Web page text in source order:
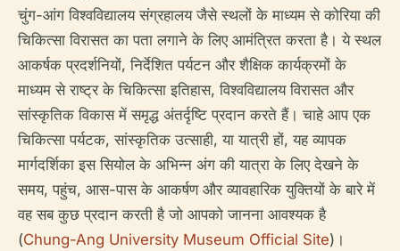
चुंग-आंग विश्वविद्यालय संग्रहालय जैसे स्थलों के माध्यम से कोरिया की
चिकित्सा विरासत का पता लगाने के लिए आमंत्रित करता है। ये स्थल
आकर्षक प्रदर्शनियों, निर्देशित पर्यटन और शैक्षिक कार्यक्रमों के
माध्यम से राष्ट्र के चिकित्सा इतिहास, विश्वविद्यालय विरासत और
सांस्कृतिक विकास में समृद्ध अंतर्दृष्टि प्रदान करते हैं। चाहे आप एक
चिकित्सा पर्यटक, सांस्कृतिक उत्साही, या यात्री हों, यह व्यापक
मार्गदर्शिका इस सियोल के अभिन्न अंग की यात्रा के लिए देखने के
समय, पहुंच, आस-पास के आकर्षण और व्यावहारिक युक्तियों के बारे में
वह सब कुछ प्रदान करती है जो आपको जानना आवश्यक है
(Chung-Ang University Museum Official Site)।